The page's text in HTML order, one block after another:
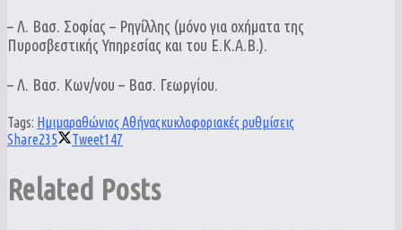
– Λ. Βασ. Σοφίας – Ρηγίλλης (μόνο για οχήματα της
Πυροσβεστικής Υπηρεσίας και του Ε.Κ.Α.Β.).
– Λ. Βασ. Κων/νου – Βασ. Γεωργίου.
Tags: Ημιμαραθώνιος Αθήναςκυκλοφοριακές ρυθμίσεις
Share235 Tweet147
Related Posts